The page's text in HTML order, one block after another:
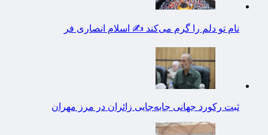
نام تو دلم را گرم می‌کند ✍️ اسلام انصاری فر
ثبت رکورد جهانی جابه‌جایی زائران در مرز مهران